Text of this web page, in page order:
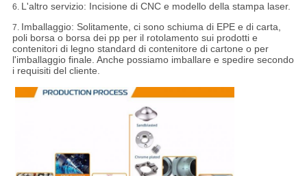
6. L'altro servizio: Incisione di CNC e modello della stampa laser.
7. Imballaggio: Solitamente, ci sono schiuma di EPE e di carta,
poli borsa o borsa dei pp per il rotolamento sui prodotti e
contenitori di legno standard di contenitore di cartone o per
l'imballaggio finale. Anche possiamo imballare e spedire secondo
i requisiti del cliente.